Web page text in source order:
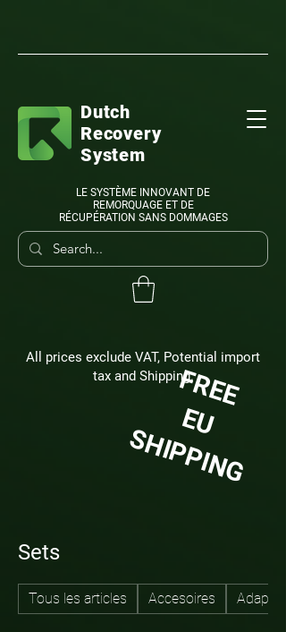
LE SYSTÈME INNOVANT DE
REMORQUAGE ET DE
RÉCUPÉRATION SANS DOMMAGES
Dutch
Recovery
System
All prices exclude VAT, Potential import
tax and Shipping.FREE
EU
SHIPPING
Sets
Tous les articles Accesoires Adapter